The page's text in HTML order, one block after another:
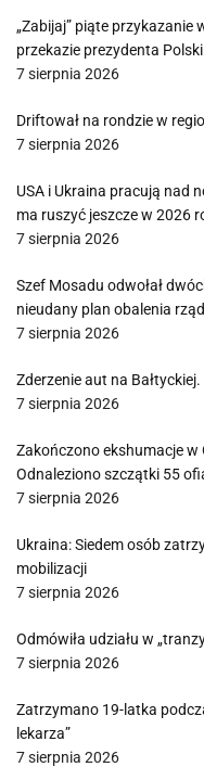
„Zabijaj” piąte przykazanie
przekazie prezydenta Polski
7 sierpnia 2026
Driftował na rondzie w
7 sierpnia 2026
USA i Ukraina pracują nad
ma ruszyć jeszcze w 2026
7 sierpnia 2026
Szef Mosadu odwołał
nieudany plan obalenia
7 sierpnia 2026
Zderzenie aut na
7 sierpnia 2026
Zakończono ekshumacje
Odnaleziono szczątki 55
7 sierpnia 2026
Ukraina: Siedem osób
mobilizacji
7 sierpnia 2026
Odmówiła udziału w
7 sierpnia 2026
Zatrzymano 19-latka
lekarza”
7 sierpnia 2026